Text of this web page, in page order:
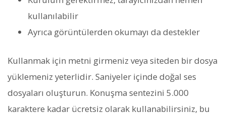
kullanılabilir
Ayrıca görüntülerden okumayı da destekler
Kullanmak için metni girmeniz veya siteden bir dosya
yüklemeniz yeterlidir. Saniyeler içinde doğal ses
dosyaları oluşturun. Konuşma sentezini 5.000
karaktere kadar ücretsiz olarak kullanabilirsiniz, bu